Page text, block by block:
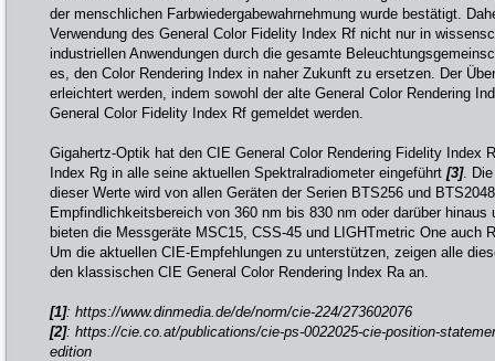
der menschlichen Farbwiedergabewahrnehmung wurde bestätigt.
Verwendung des General Color Fidelity Index Rf nicht nur in
industriellen Anwendungen durch die gesamte
es, den Color Rendering Index in naher Zukunft zu ersetzen. Der
erleichtert werden, indem sowohl der alte General Color Rendering
General Color Fidelity Index Rf gemeldet werden.
Gigahertz-Optik hat den CIE General Color Rendering Fidelity Index
Index Rg in alle seine aktuellen Spektralradiometer eingeführt [3].
dieser Werte wird von allen Geräten der Serien BTS256 und
Empfindlichkeitsbereich von 360 nm bis 830 nm oder darüber hinaus
bieten die Messgeräte MSC15, CSS-45 und LIGHTmetric One auch
Um die aktuellen CIE-Empfehlungen zu unterstützen, zeigen alle
den klassischen CIE General Color Rendering Index Ra an.
[1]: https://www.dinmedia.de/de/norm/cie-224/273602076
[2]: https://cie.co.at/publications/cie-ps-0022025-cie-position-
edition